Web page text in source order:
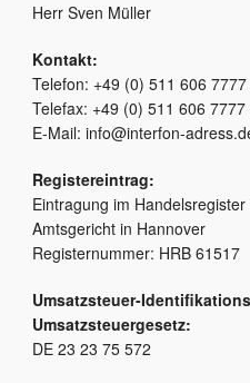
Herr Sven Müller
Kontakt:
Telefon: +49 (0) 511 606 7777
Telefax: +49 (0) 511 606 7777
E-Mail: info@interfon-
Registereintrag:
Eintragung im
Amtsgericht in Hannover
Registernummer: HRB 61517
Umsatzsteuer-
Umsatzsteuergesetz:
DE 23 23 75 572